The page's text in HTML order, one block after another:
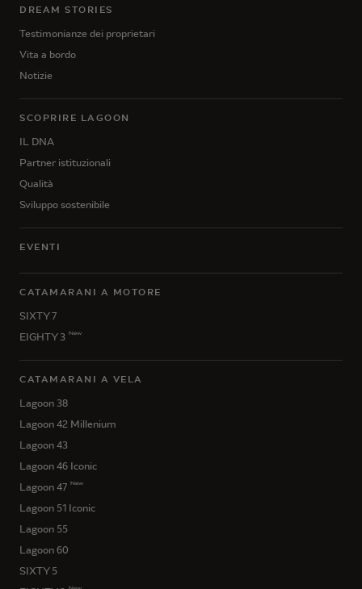
DREAM STORIES
Testimonianze dei proprietari
Vita a bordo
Notizie
SCOPRIRE LAGOON
IL DNA
Partner istituzionali
Qualità
Sviluppo sostenibile
EVENTI
CATAMARANI A MOTORE
SIXTY 7
EIGHTY 3 New
CATAMARANI A VELA
Lagoon 38
Lagoon 42 Millenium
Lagoon 43
Lagoon 46 Iconic
Lagoon 47 New
Lagoon 51 Iconic
Lagoon 55
Lagoon 60
SIXTY 5